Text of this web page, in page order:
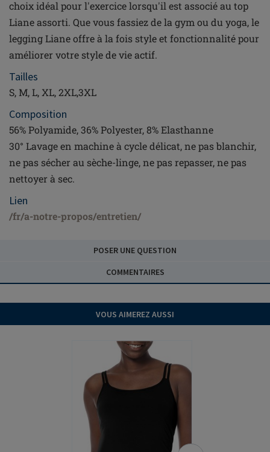
choix idéal pour l'exercice lorsqu'il est associé au top
Liane assorti. Que vous fassiez de la gym ou du yoga, le
legging Liane offre à la fois style et fonctionnalité pour
améliorer votre style de vie actif.
Tailles
S, M, L, XL, 2XL,3XL
Composition
56% Polyamide, 36% Polyester, 8% Elasthanne
30° Lavage en machine à cycle délicat, ne pas blanchir,
ne pas sécher au sèche-linge, ne pas repasser, ne pas
nettoyer à sec.
Lien
/fr/a-notre-propos/entretien/
POSER UNE QUESTION
COMMENTAIRES
VOUS AIMEREZ AUSSI